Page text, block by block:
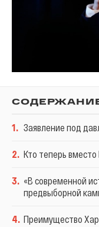
1. Заявление под
2. Кто теперь
3. «В современной
предвыборной
4. Преимущество